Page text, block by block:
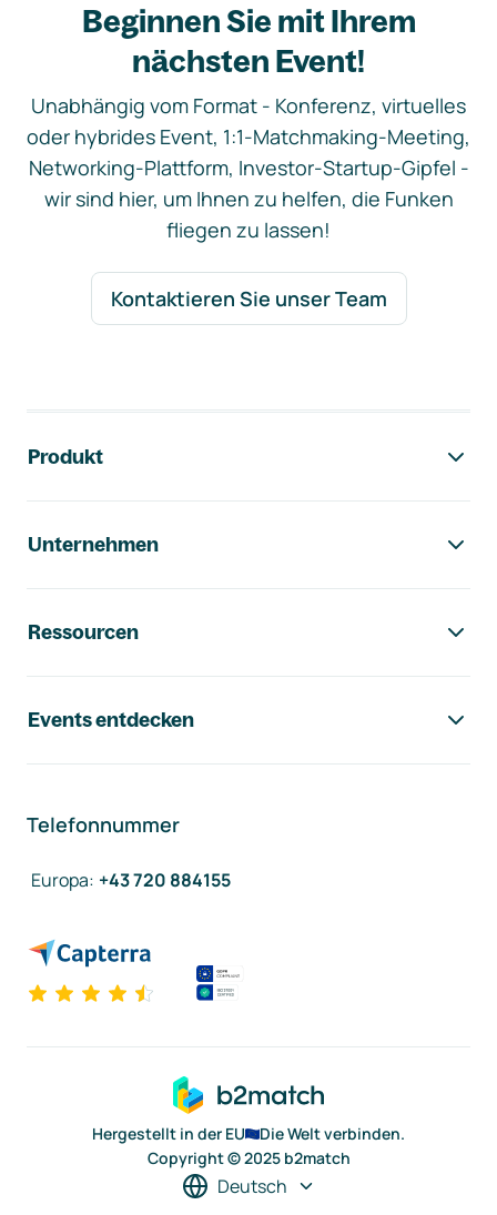
Beginnen Sie mit Ihrem
nächsten Event!
Unabhängig vom Format - Konferenz, virtuelles
oder hybrides Event, 1:1-Matchmaking-Meeting,
Networking-Plattform, Investor-Startup-Gipfel -
wir sind hier, um Ihnen zu helfen, die Funken
fliegen zu lassen!
Kontaktieren Sie unser Team
Produkt
Unternehmen
Ressourcen
Events entdecken
Telefonnummer
Europa: +43 720 884155
Hergestellt in der EU
Die Welt verbinden.
Copyright © 2025 b2match
Deutsch